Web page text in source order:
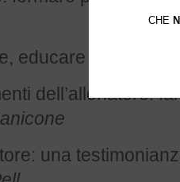
educare
dell’allenatore:
una
CHE